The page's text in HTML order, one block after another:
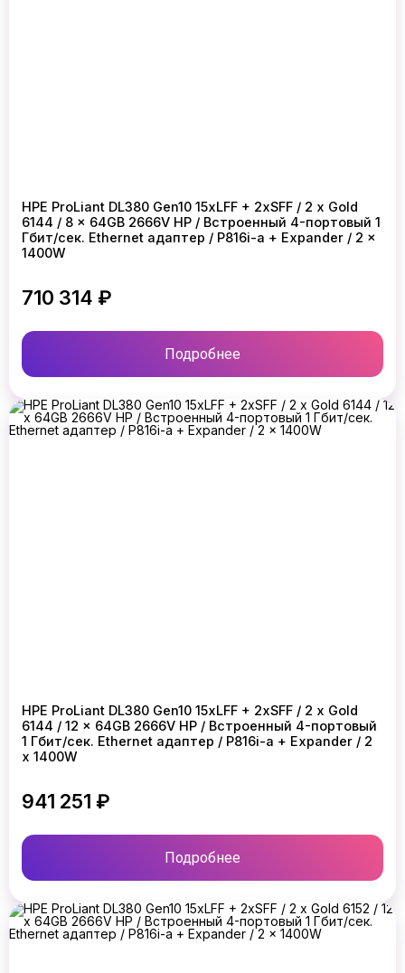
HPE ProLiant DL380 Gen10 15xLFF + 2xSFF / 2 x Gold
6144 / 8 x 64GB 2666V HP / Встроенный 4-портовый 1
Гбит/сек. Ethernet адаптер / P816i-a + Expander / 2 x
1400W
710 314 ₽
Подробнее
HPE ProLiant DL380 Gen10 15xLFF + 2xSFF / 2 x Gold
6144 / 12 x 64GB 2666V HP / Встроенный 4-портовый
1 Гбит/сек. Ethernet адаптер / P816i-a + Expander / 2
x 1400W
941 251 ₽
Подробнее